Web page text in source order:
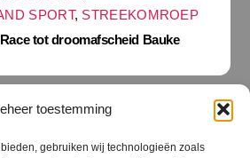
toestemming
gebruiken wij technologieën zoals
SPORT, STREEKOMROEP
tot droomafscheid Bauke